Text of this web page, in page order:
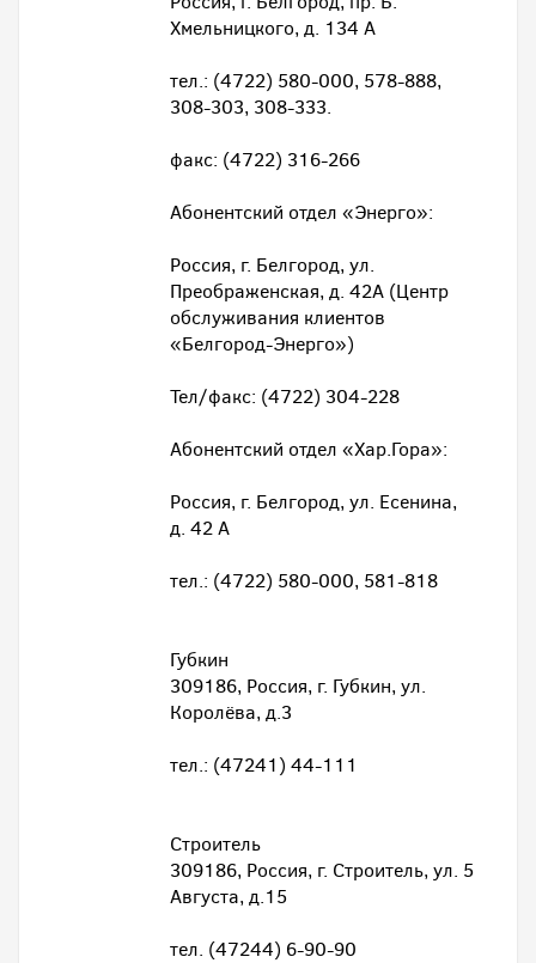
Хмельницкого, д. 134 А
тел.: (4722) 580-000, 578-888,
308-303, 308-333.
факс: (4722) 316-266
Абонентский отдел «Энерго»:
Россия, г. Белгород, ул.
Преображенская, д. 42А (Центр
обслуживания клиентов
«Белгород-Энерго»)
Тел/факс: (4722) 304-228
Абонентский отдел «Хар.Гора»:
Россия, г. Белгород, ул. Есенина,
д. 42 А
тел.: (4722) 580-000, 581-818
Губкин
309186, Россия, г. Губкин, ул.
Королёва, д.3
тел.: (47241) 44-111
Строитель
309186, Россия, г. Строитель, ул. 5
Августа, д.15
тел. (47244) 6-90-90